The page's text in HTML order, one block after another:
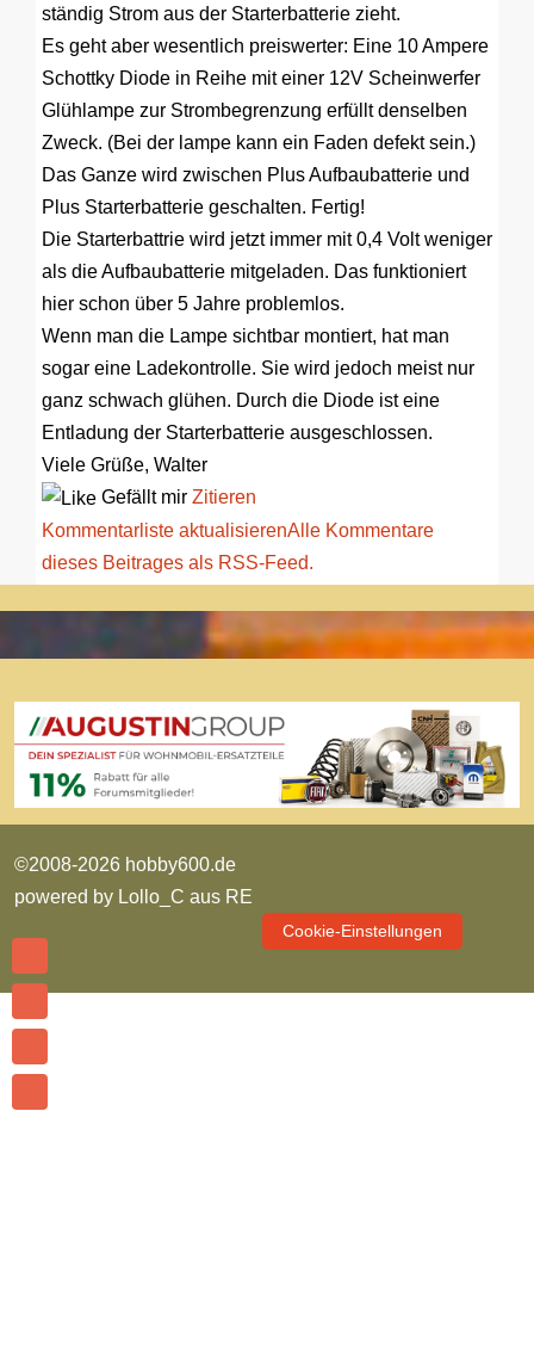
ständig Strom aus der Starterbatterie zieht.
Es geht aber wesentlich preiswerter: Eine 10 Ampere
Schottky Diode in Reihe mit einer 12V Scheinwerfer
Glühlampe zur Strombegrenzung erfüllt denselben
Zweck. (Bei der lampe kann ein Faden defekt sein.)
Das Ganze wird zwischen Plus Aufbaubatterie und
Plus Starterbatterie geschalten. Fertig!
Die Starterbattrie wird jetzt immer mit 0,4 Volt weniger
als die Aufbaubatterie mitgeladen. Das funktioniert
hier schon über 5 Jahre problemlos.
Wenn man die Lampe sichtbar montiert, hat man
sogar eine Ladekontrolle. Sie wird jedoch meist nur
ganz schwach glühen. Durch die Diode ist eine
Entladung der Starterbatterie ausgeschlossen.
Viele Grüße, Walter
Gefällt mir Zitieren
Kommentarliste aktualisierenAlle Kommentare
dieses Beitrages als RSS-Feed.
©2008-2026 hobby600.de
powered by Lollo_C aus RE
Cookie-Einstellungen